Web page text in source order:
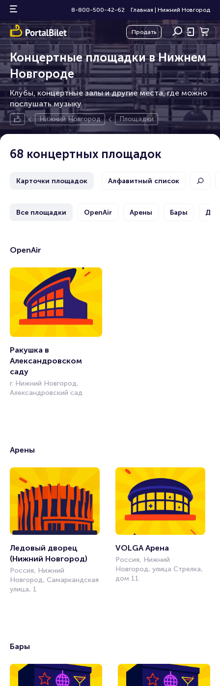
8-800-500-42-62 Главная Нижний Новгород
Продать
Концертные площадки в Нижнем
Новгороде
Клубы, концертные залы и другие места, где можно
послушать музыку
Нижний Новгород Площадки
68 концертных площадок
Карточки площадок Алфавитный список
Все площадки OpenAir Арены Бары
OpenAir
Ракушка в
Александровском
саду
г. Нижний Новгород,
Александровский сад
Арены
Ледовый дворец
(Нижний Новгород)
Россия, Нижний
Новгород, Самаркандская
улица, 1
VOLGA Арена
Россия, Нижний
Новгород, улица Стрелка,
дом 11
Бары